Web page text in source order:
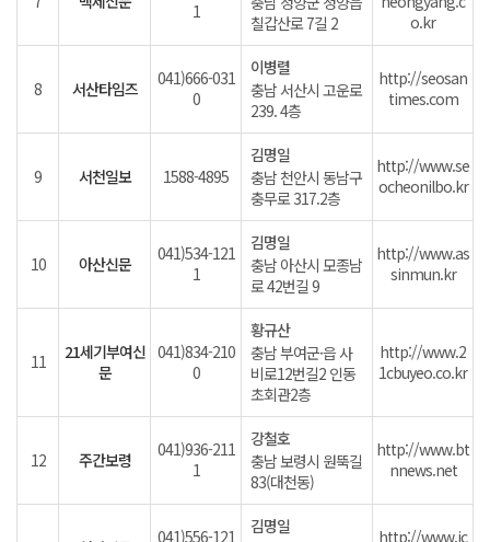
1
칠갑산로 7길 2
o.kr
8 서산타임즈
041)666-031
0
이병렬
충남 서산시 고운로
239. 4층
http://seosan
times.com
9 서천일보 1588-4895
김명일
충남 천안시 동남구
충무로 317.2층
http://www.se
ocheonilbo.kr
10 아산신문
041)534-121
1
김명일
충남 아산시 모종남
로 42번길 9
http://www.as
sinmun.kr
11
21세기부여신
문
041)834-210
0
황규산
충남 부여군·읍 사
비로12번길2 인동
초회관2층
http://www.2
1cbuyeo.co.kr
12 주간보령
041)936-211
1
강철호
충남 보령시 원뚝길
83(대천동)
http://www.bt
nnews.net
041)556-121
김명일
http://www.ic